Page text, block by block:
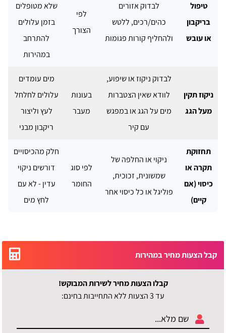
טיפול
בריקבון
או עובש
לבדוק אזורים
כהים/רכים, ללטש
ולהחליף קורות פגומות
לפי
הצורך
שלא מטופלים
בזמן עלולים
להתרחב
במהירות
ניקוז תקין
מעל הגג
לבדוק ניקוז או שיפוע,
לוודא שאין הצטברות
מים על הגג או במפגש
עם קיר
בעונות
מעבר
מים עומדים
עלולים לחלחל
לעץ וליצור
ריקבון מבני
תחזוקת
תקרה או
כיסוי (אם
קיים)
ניקוי או החלפה של
שמשונית, זכוכית,
פוליגל או כל כיסוי אחר
לפי סוג
החומר
חלק מהכיסויים
דורשים ניקוי
עדין - לא עם
לחץ מים
קבל הצעות מחיר במהירות
קבלו הצעות מחיר לשירות המבוקש!
עד 3 הצעות ללא התחייבות בחינם: